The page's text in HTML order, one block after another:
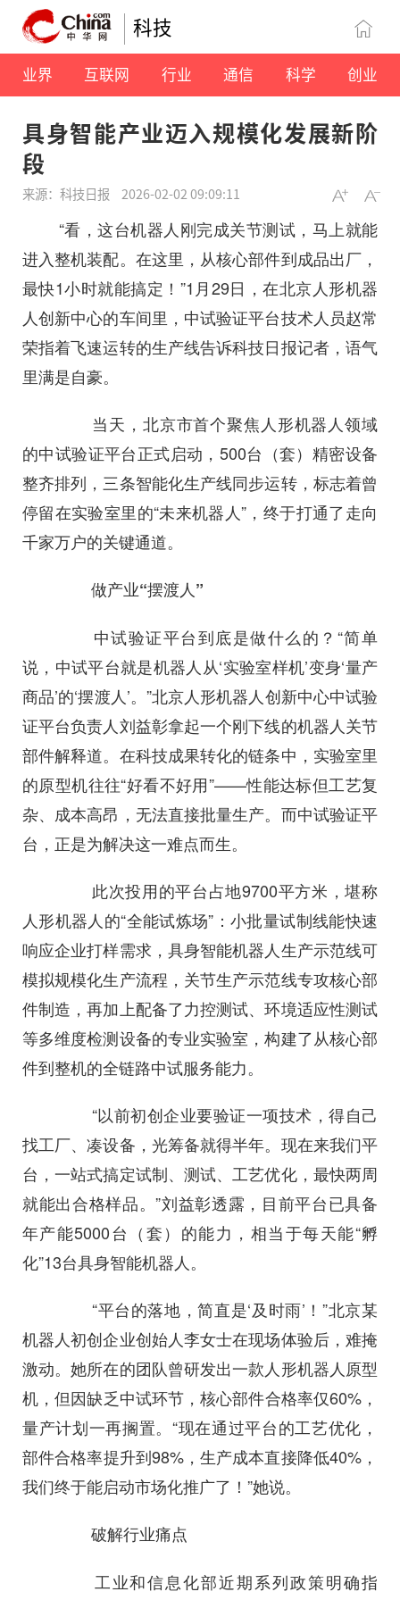
科技
业界 互联网 行业 通信 科学 创业
具身智能产业迈入规模化发展新阶
段
来源：科技日报 2026-02-02 09:09:11
“看，这台机器人刚完成关节测试，马上就能
进入整机装配。在这里，从核心部件到成品出厂，
最快1小时就能搞定！”1月29日，在北京人形机器
人创新中心的车间里，中试验证平台技术人员赵常
荣指着飞速运转的生产线告诉科技日报记者，语气
里满是自豪。
当天，北京市首个聚焦人形机器人领域
的中试验证平台正式启动，500台（套）精密设备
整齐排列，三条智能化生产线同步运转，标志着曾
停留在实验室里的“未来机器人”，终于打通了走向
千家万户的关键通道。
做产业“摆渡人”
中试验证平台到底是做什么的？“简单
说，中试平台就是机器人从‘实验室样机’变身‘量产
商品’的‘摆渡人’。”北京人形机器人创新中心中试验
证平台负责人刘益彰拿起一个刚下线的机器人关节
部件解释道。在科技成果转化的链条中，实验室里
的原型机往往“好看不好用”——性能达标但工艺复
杂、成本高昂，无法直接批量生产。而中试验证平
台，正是为解决这一难点而生。
此次投用的平台占地9700平方米，堪称
人形机器人的“全能试炼场”：小批量试制线能快速
响应企业打样需求，具身智能机器人生产示范线可
模拟规模化生产流程，关节生产示范线专攻核心部
件制造，再加上配备了力控测试、环境适应性测试
等多维度检测设备的专业实验室，构建了从核心部
件到整机的全链路中试服务能力。
“以前初创企业要验证一项技术，得自己
找工厂、凑设备，光筹备就得半年。现在来我们平
台，一站式搞定试制、测试、工艺优化，最快两周
就能出合格样品。”刘益彰透露，目前平台已具备
年产能5000台（套）的能力，相当于每天能“孵
化”13台具身智能机器人。
“平台的落地，简直是‘及时雨’！”北京某
机器人初创企业创始人李女士在现场体验后，难掩
激动。她所在的团队曾研发出一款人形机器人原型
机，但因缺乏中试环节，核心部件合格率仅60%，
量产计划一再搁置。“现在通过平台的工艺优化，
部件合格率提升到98%，生产成本直接降低40%，
我们终于能启动市场化推广了！”她说。
破解行业痛点
工业和信息化部近期系列政策明确指